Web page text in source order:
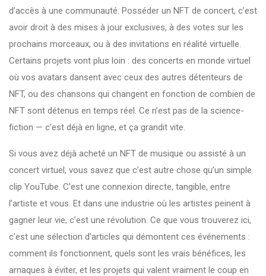
d’accès à une communauté. Posséder un NFT de concert, c’est
avoir droit à des mises à jour exclusives, à des votes sur les
prochains morceaux, ou à des invitations en réalité virtuelle.
Certains projets vont plus loin : des concerts en monde virtuel
où vos avatars dansent avec ceux des autres détenteurs de
NFT, ou des chansons qui changent en fonction de combien de
NFT sont détenus en temps réel. Ce n’est pas de la science-
fiction — c’est déjà en ligne, et ça grandit vite.
Si vous avez déjà acheté un NFT de musique ou assisté à un
concert virtuel, vous savez que c’est autre chose qu’un simple
clip YouTube. C’est une connexion directe, tangible, entre
l’artiste et vous. Et dans une industrie où les artistes peinent à
gagner leur vie, c’est une révolution. Ce que vous trouverez ici,
c’est une sélection d’articles qui démontent ces événements :
comment ils fonctionnent, quels sont les vrais bénéfices, les
arnaques à éviter, et les projets qui valent vraiment le coup en